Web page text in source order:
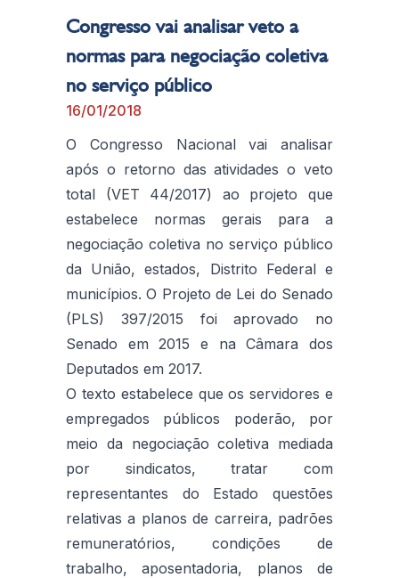
Congresso vai analisar veto a
normas para negociação coletiva
no serviço público
16/01/2018
O Congresso Nacional vai analisar
após o retorno das atividades o veto
total (VET 44/2017) ao projeto que
estabelece normas gerais para a
negociação coletiva no serviço público
da União, estados, Distrito Federal e
municípios. O Projeto de Lei do Senado
(PLS) 397/2015 foi aprovado no
Senado em 2015 e na Câmara dos
Deputados em 2017.
O texto estabelece que os servidores e
empregados públicos poderão, por
meio da negociação coletiva mediada
por sindicatos, tratar com
representantes do Estado questões
relativas a planos de carreira, padrões
remuneratórios, condições de
trabalho, aposentadoria, planos de